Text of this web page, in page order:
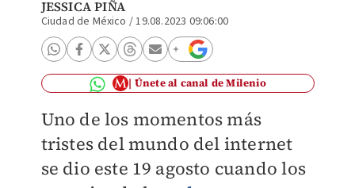
JESSICA PIÑA
Ciudad de México /19.08.2023 09:06:00
Únete al canal de Milenio
Uno de los momentos más
tristes del mundo del internet
se dio este 19 agosto cuando los